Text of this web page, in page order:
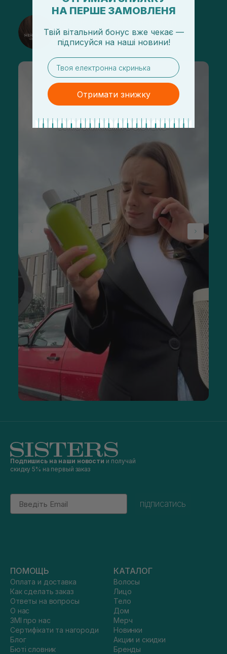
Подписаться
Подпишись на наши новости и получай
скидку 5% на первый заказ
Email
підписатись
ПОМОЩЬ
Оплата и доставка
Как сделать заказ
Ответы на вопросы
О нас
ЗМІ про нас
Сертифікати та нагороди
Блог
Бюті словник
КАТАЛОГ
Волосы
Лицо
Тело
Дом
Мерч
Новинки
Акции и скидки
Бренды
НА ПЕРШЕ ЗАМОВЛЕНЯ
Твій вітальний бонус вже чекає —
підписуйся на наші новини!
email
Отримати знижку